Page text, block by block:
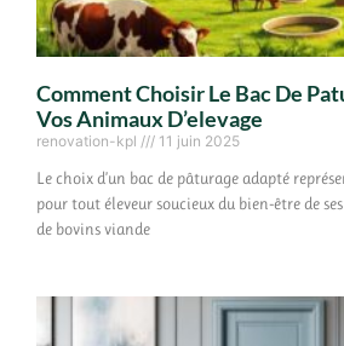
Comment Choisir Le Bac De
Vos Animaux D’elevage
renovation-kpl 11 juin 2025
Le choix d’un bac de pâturage adapté
pour tout éleveur soucieux du bien-être de
de bovins viande